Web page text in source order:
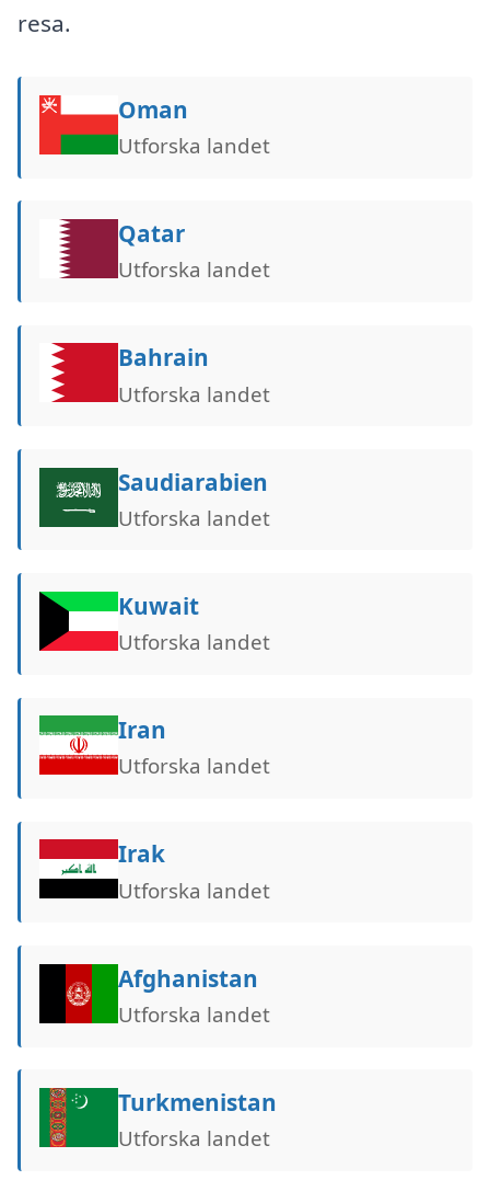
resa.
Oman
Utforska landet
Qatar
Utforska landet
Bahrain
Utforska landet
Saudiarabien
Utforska landet
Kuwait
Utforska landet
Iran
Utforska landet
Irak
Utforska landet
Afghanistan
Utforska landet
Turkmenistan
Utforska landet